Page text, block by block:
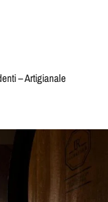
– Artigianale